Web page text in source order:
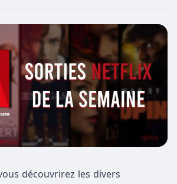
découvrirez les divers